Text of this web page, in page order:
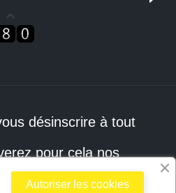

désinscrire à tout
pour cela nos
dans les conditions
Autoriser les cookies